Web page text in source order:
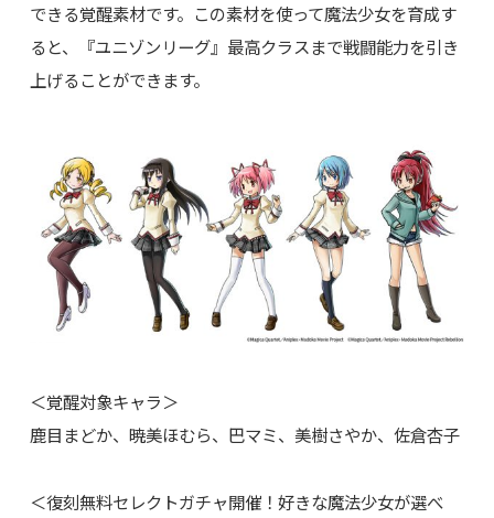
できる覚醒素材です。この素材を使って魔法少女を育成す
ると、『ユニゾンリーグ』最高クラスまで戦闘能力を引き
上げることができます。
＜覚醒対象キャラ＞
鹿目まどか、暁美ほむら、巴マミ、美樹さやか、佐倉杏子
＜復刻無料セレクトガチャ開催！好きな魔法少女が選べ